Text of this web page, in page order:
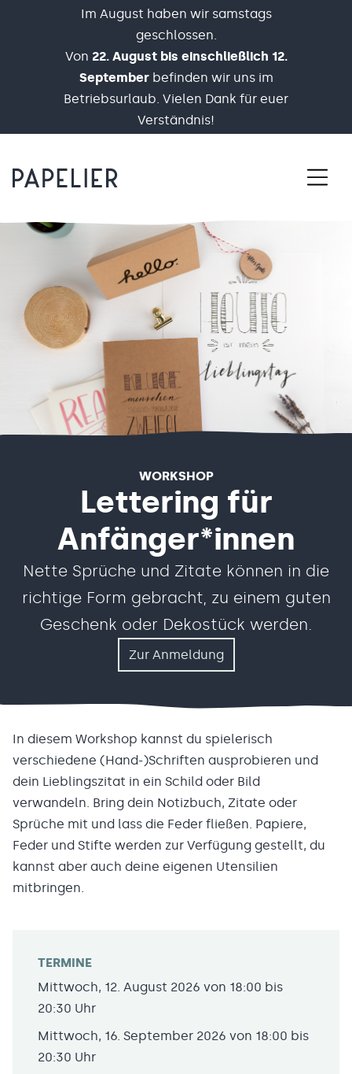
Im August haben wir samstags
geschlossen.
Von 22. August bis einschließlich 12.
Septemberbefinden wir uns im
Betriebsurlaub. Vielen Dank für euer
Verständnis!
WORKSHOP
Lettering für
Anfänger*innen
Nette Sprüche und Zitate können in die
richtige Form gebracht, zu einem guten
Geschenk oder Dekostück werden.
Zur Anmeldung
TERMINE
Mittwoch, 12. August 2026 von 18:00 bis
20:30 Uhr
Mittwoch, 16. September 2026 von 18:00 bis
20:30 Uhr
In diesem Workshop kannst du spielerisch
verschiedene (Hand-)Schriften ausprobieren und
dein Lieblingszitat in ein Schild oder Bild
verwandeln. Bring dein Notizbuch, Zitate oder
Sprüche mit und lass die Feder fließen. Papiere,
Feder und Stifte werden zur Verfügung gestellt, du
kannst aber auch deine eigenen Utensilien
mitbringen.